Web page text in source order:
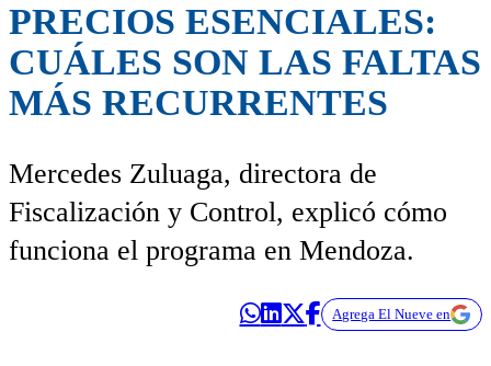
PRECIOS ESENCIALES:
CUÁLES SON LAS FALTAS
MÁS RECURRENTES
Mercedes Zuluaga, directora de
Fiscalización y Control, explicó cómo
funciona el programa en Mendoza.
Agrega El Nueve en